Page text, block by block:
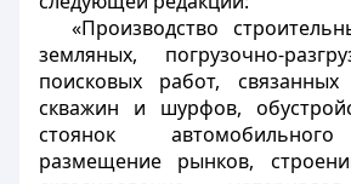
«Производство
земляных, погрузочно-
поисковых работ,
скважин и шурфов,
стоянок
размещение рынков,